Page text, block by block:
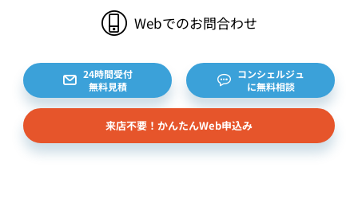
Webでのお問合わせ
24時間受付
無料見積
コンシェルジュ
に無料相談
来店不要！かんたんWeb申込み